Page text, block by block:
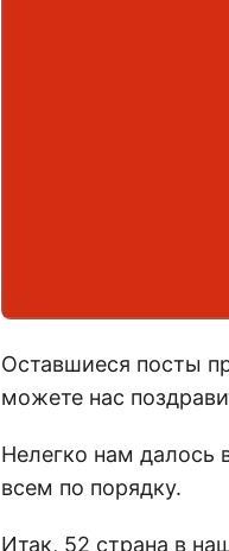
Оставшиеся посты
можете нас
Нелегко нам далось
всем по порядку.
Итак, 52 страна в